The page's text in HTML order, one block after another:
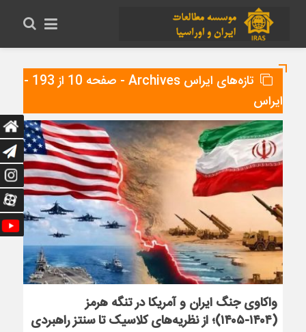
تازه‌های ایراس Archives - صفحه 10 از 193 -
ایراس
واکاوی جنگ ایران و آمریکا در تنگه هرمز
(۱۴۰۴-۱۴۰۵)؛ از نظریه‌های کلاسیک تا سنتز راهبردی